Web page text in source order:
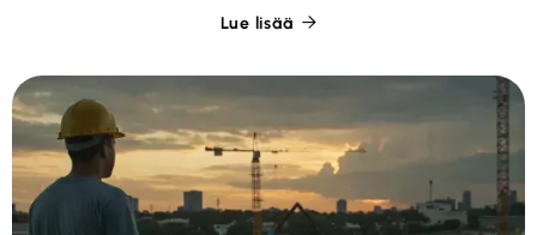
Lue lisää 